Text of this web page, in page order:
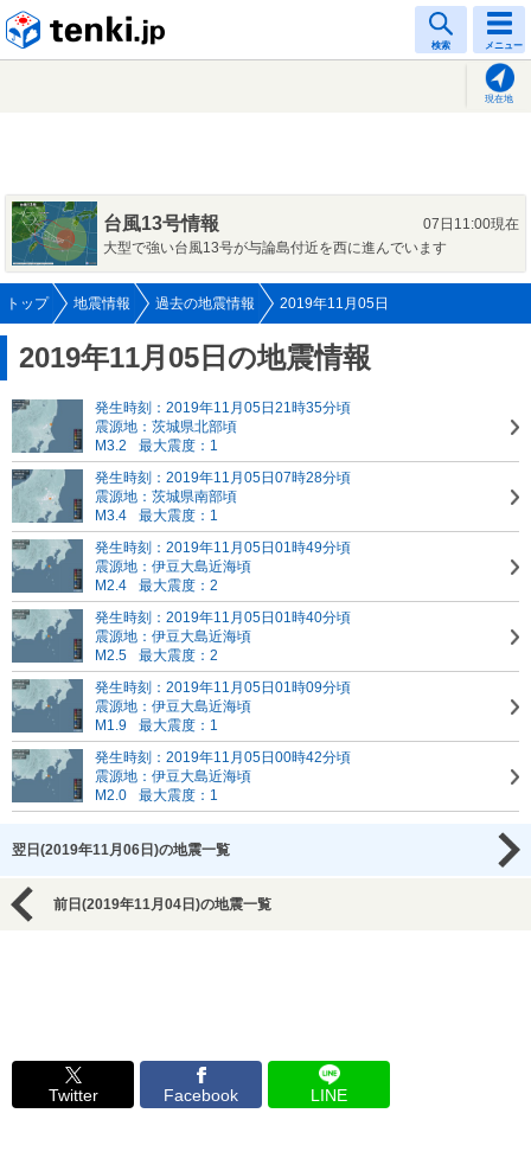
検索 メニュー
現在地
台風13号情報
07日11:00現在
大型で強い台風13号が与論島付近を西に進んでいます
トップ 地震情報 過去の地震情報 2019年11月05日
2019年11月05日の地震情報
発生時刻：2019年11月05日21時35分頃
震源地：茨城県北部頃
M3.2
最大震度：1
発生時刻：2019年11月05日07時28分頃
震源地：茨城県南部頃
M3.4
最大震度：1
発生時刻：2019年11月05日01時49分頃
震源地：伊豆大島近海頃
M2.4
最大震度：2
発生時刻：2019年11月05日01時40分頃
震源地：伊豆大島近海頃
M2.5
最大震度：2
発生時刻：2019年11月05日01時09分頃
震源地：伊豆大島近海頃
M1.9
最大震度：1
発生時刻：2019年11月05日00時42分頃
震源地：伊豆大島近海頃
M2.0
最大震度：1
翌日(2019年11月06日)の地震一覧
前日(2019年11月04日)の地震一覧
Twitter Facebook LINE